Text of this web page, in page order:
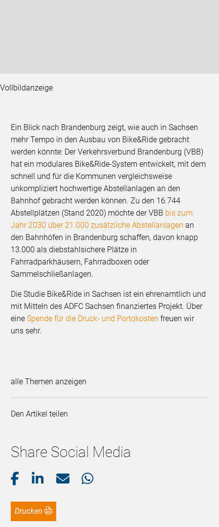
Vollbildanzeige
Ein Blick nach Brandenburg zeigt, wie auch in Sachsen
mehr Tempo in den Ausbau von Bike&Ride gebracht
werden könnte: Der Verkehrsverbund Brandenburg (VBB)
hat ein modulares Bike&Ride-System entwickelt, mit dem
schnell und für die Kommunen vergleichsweise
unkompliziert hochwertige Abstellanlagen an den
Bahnhof gebracht werden können. Zu den 16.744
Abstellplätzen (Stand 2020) möchte der VBB bis zum
Jahr 2030 über 21.000 zusätzliche Abstellanlagen an
den Bahnhöfen in Brandenburg schaffen, davon knapp
13.000 als diebstahlsichere Plätze in
Fahrradparkhäusern, Fahrradboxen oder
Sammelschließanlagen.
Die Studie Bike&Ride in Sachsen ist ein ehrenamtlich und
mit Mitteln des ADFC Sachsen finanziertes Projekt. Über
eineSpende für die Druck- und Portokosten freuen wir
uns sehr.
alle Themen anzeigen
Den Artikel teilen
Share Social Media
Drucken